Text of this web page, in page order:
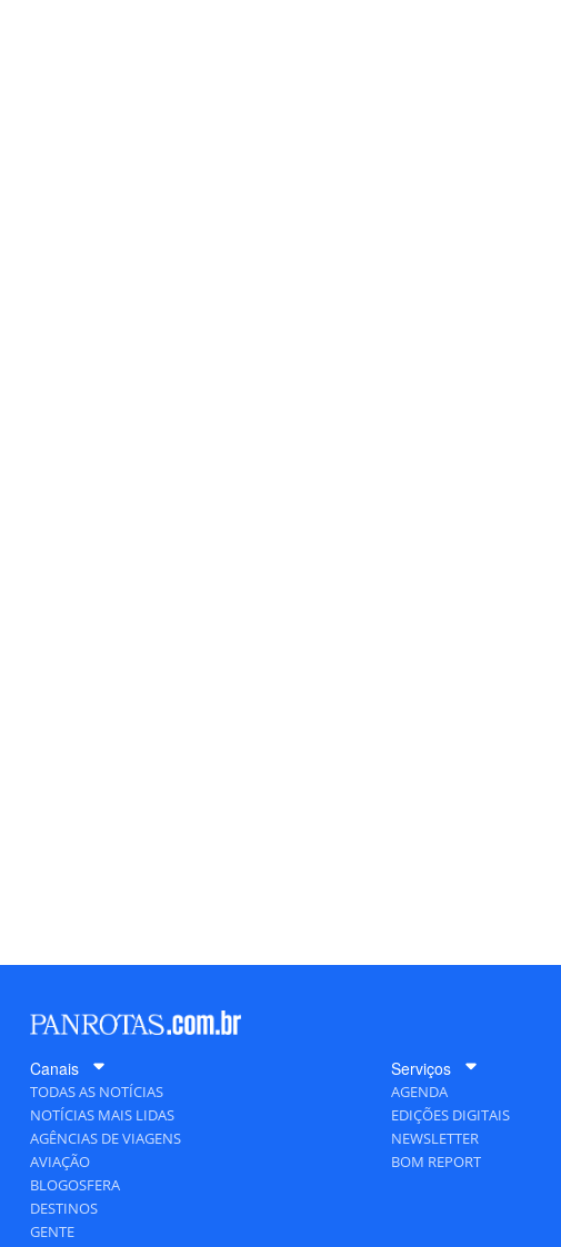
Canais
TODAS AS NOTÍCIAS
NOTÍCIAS MAIS LIDAS
AGÊNCIAS DE VIAGENS
AVIAÇÃO
BLOGOSFERA
DESTINOS
GENTE
Serviços
AGENDA
EDIÇÕES DIGITAIS
NEWSLETTER
BOM REPORT